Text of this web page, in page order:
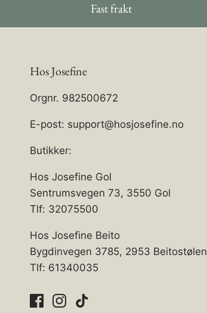
Fast frakt
Hos Josefine
Orgnr. 982500672
E-post: support@hosjosefine.no
Butikker:
Hos Josefine Gol
Sentrumsvegen 73, 3550 Gol
Tlf: 32075500
Hos Josefine Beito
Bygdinvegen 3785, 2953 Beitostølen
Tlf: 61340035